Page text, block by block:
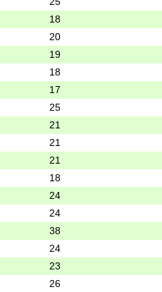
18
20
19
18
17
25
21
21
21
18
24
24
38
24
23
26